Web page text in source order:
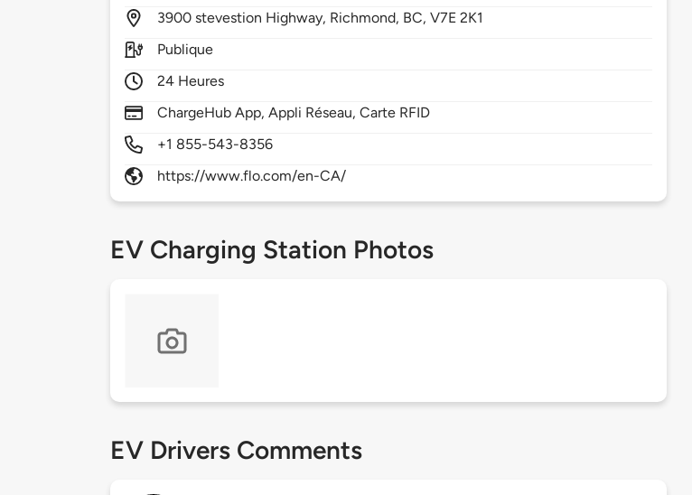
3900stevestion Highway, Richmond, BC,V7E 2K1
Publique
24 Heures
ChargeHub App, Appli Réseau, Carte RFID
+1 855-543-8356
https://www.flo.com/en-CA/
EV Charging Station Photos
EV Drivers Comments